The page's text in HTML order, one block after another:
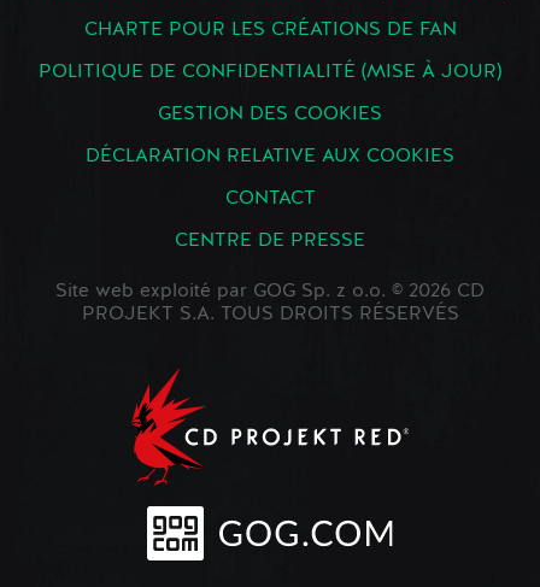
CHARTE POUR LES CRÉATIONS DE FAN
POLITIQUE DE CONFIDENTIALITÉ (MISE À JOUR)
GESTION DES COOKIES
DÉCLARATION RELATIVE AUX COOKIES
CONTACT
CENTRE DE PRESSE
Site web exploité par GOG Sp. z o.o. © 2026 CD
PROJEKT S.A. TOUS DROITS RÉSERVÉS